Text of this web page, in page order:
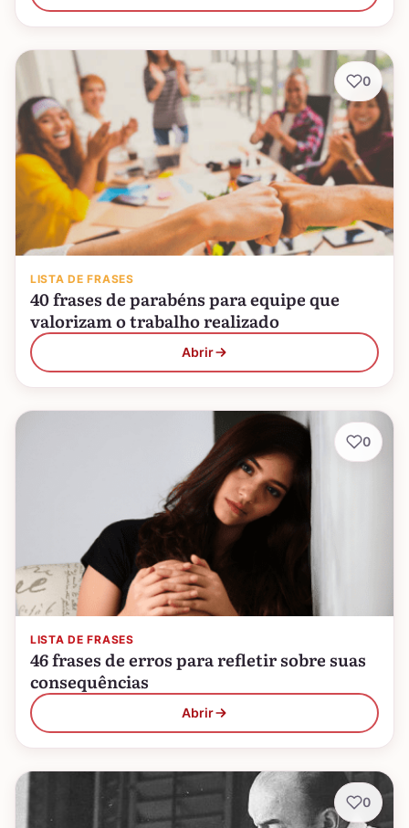
LISTA DE FRASES
40 frases de parabéns para equipe que
valorizam o trabalho realizado
Abrir
0
LISTA DE FRASES
46 frases de erros para refletir sobre suas
consequências
Abrir
0
0